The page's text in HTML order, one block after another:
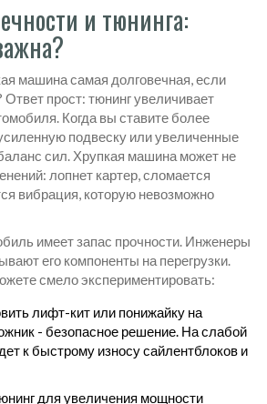
и тюнинга:
машина самая долговечная, если
Ответ прост: тюнинг увеличивает
. Когда вы ставите более
подвеску или увеличенные
сил. Хрупкая машина может не
лопнет картер, сломается
вибрация, которую невозможно
имеет запас прочности. Инженеры
его компоненты на перегрузки.
смело экспериментировать:
лифт-кит или понижайку на
- безопасное решение. На слабой
к быстрому износу сайлентблоков и
для увеличения мощности